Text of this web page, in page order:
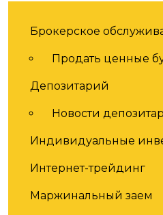
Услуги
Брокерское
Продать ценные
Депозитарий
Новости
Индивидуальные
Интернет-трейдинг
Маржинальный заем